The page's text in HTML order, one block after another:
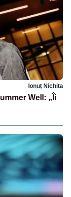
Ionuț Nichita
Well: „Îi